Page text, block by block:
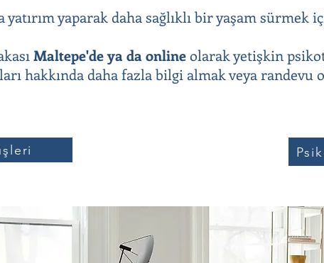
yatırım yaparak daha sağlıklı bir yaşam sürmek
Maltepe'deya da onlineolarak yetişkin
hakkında daha fazla bilgi almak veya